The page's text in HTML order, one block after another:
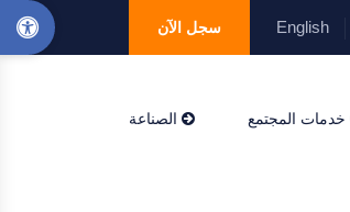
English سجل الآن
خدمات المجتمع الصناعة